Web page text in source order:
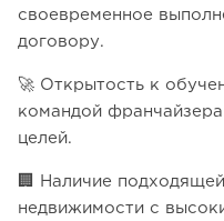
своевременное
договору.
🚀 Открытость к
командой
целей.
🏢 Наличие
недвижимости с